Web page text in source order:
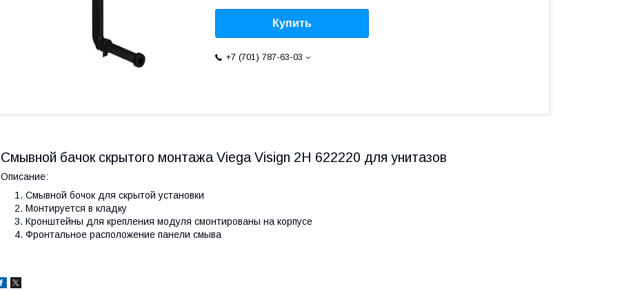
Купить
+7 (701) 787-63-03
Смывной бачок скрытого монтажа Viega Visign 2H 622220 для унитазов
Описание:
Смывной бочок для скрытой установки
Монтируется в кладку
Кронштейны для крепления модуля смонтированы на корпусе
Фронтальное расположение панели смыва